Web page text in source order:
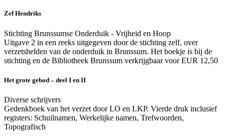
Zef Hendriks
Stichting Brunssumse Onderduik - Vrijheid en Hoop
Uitgave 2 in een reeks uitgegeven door de stichting zelf, over
verzetshelden van de onderduik in Brunssum. Het boekje is bij de
stichting en de Bibliotheek Brunssum verkrijgbaar voor EUR 12,50
Het grote gebod – deel I en II
Diverse schrijvers
Gedenkboek van het verzet door LO en LKP. Vierde druk inclusief
registers: Schuilnamen, Werkelijke namen, Trefwoorden,
Topografisch